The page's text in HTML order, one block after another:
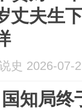
丈夫生
史 2026-07-
国知局终